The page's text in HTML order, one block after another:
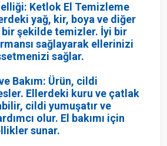
Ketlok El Temizleme
yağ, kir, boya ve diğer
şekilde temizler. İyi bir
sağlayarak ellerinizi
sağlar.
Bakım: Ürün, cildi
Ellerdeki kuru ve çatlak
cildi yumuşatır ve
olur. El bakımı için
sunar.